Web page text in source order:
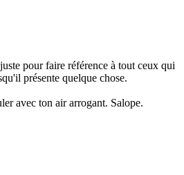
pour faire référence à tout ceux qui
présente quelque chose.
avec ton air arrogant. Salope.